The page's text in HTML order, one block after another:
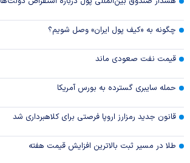
چگونه به «کیف پول ایران» وصل شویم؟
قیمت نفت صعودی ماند
حمله سایبری گسترده به بورس آمریکا
قانون جدید رمزارز اروپا فرصتی برای کلاهبرداری شد
طلا در مسیر ثبت بالاترین افزایش قیمت هفته